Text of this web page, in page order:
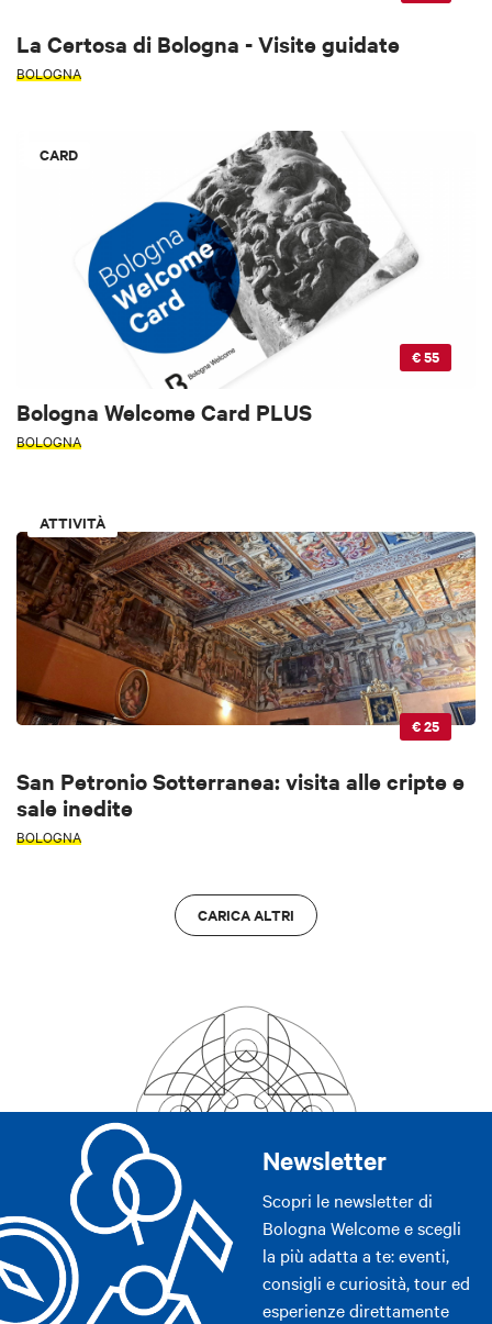
La Certosa di Bologna - Visite guidate
BOLOGNA
CARD
€ 55
Bologna Welcome Card PLUS
BOLOGNA
ATTIVITÀ
€ 25
San Petronio Sotterranea: visita alle cripte e
sale inedite
BOLOGNA
CARICA ALTRI
Newsletter
Scopri le newsletter di
Bologna Welcome e scegli
la più adatta a te: eventi,
consigli e curiosità, tour ed
esperienze direttamente